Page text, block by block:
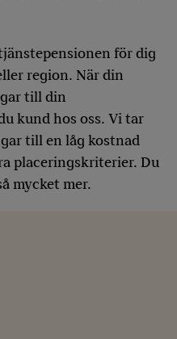
för dig
region. När din
till din
kund hos oss. Vi tar
till en låg kostnad
placeringskriterier. Du
mycket mer.